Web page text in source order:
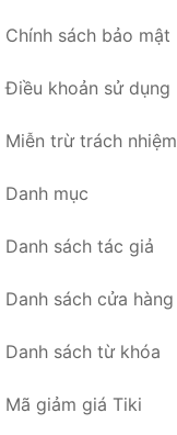
Chính sách bảo mật
Điều khoản sử dụng
Miễn trừ trách nhiệm
Danh mục
Danh sách tác giả
Danh sách cửa hàng
Danh sách từ khóa
Mã giảm giá Tiki